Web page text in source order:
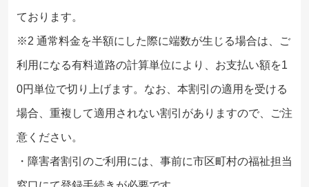
ております。
※2 通常料金を半額にした際に端数が生じる場合は、ご
利用になる有料道路の計算単位により、お支払い額を1
0円単位で切り上げます。なお、本割引の適用を受ける
場合、重複して適用されない割引がありますので、ご注
意ください。
・障害者割引のご利用には、事前に市区町村の福祉担当